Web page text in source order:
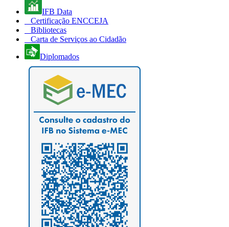
IFB Data
Certificação ENCCEJA
Bibliotecas
Carta de Serviços ao Cidadão
Diplomados